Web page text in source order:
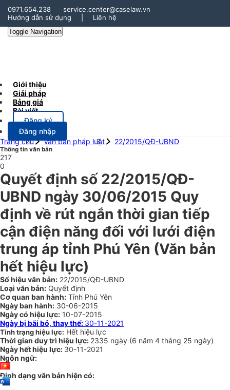
0971.654.238
service.center@caselaw.vn
Hướng dẫn sử dụng
Liên hệ
Toggle Navigation
Giới thiệu
Giải pháp
Bảng giá
Bài viết
Đăng ký
Đăng nhập
Trang chủ
Văn bản pháp luật 22/2015/QĐ-UBND
Thông tin văn bản
217
0
Quyết định số 22/2015/QĐ-
UBND ngày 30/06/2015 Quy
định về rút ngắn thời gian tiếp
cận điện năng đối với lưới điện
trung áp tỉnh Phú Yên (Văn bản
hết hiệu lực)
Số hiệu văn bản: 22/2015/QĐ-UBND
Loại văn bản: Quyết định
Cơ quan ban hành: Tỉnh Phú Yên
Ngày ban hành: 30-06-2015
Ngày có hiệu lực: 10-07-2015
Ngày bị bãi bỏ, thay thế: 30-11-2021
Tình trạng hiệu lực: Hết hiệu lực
Thời gian duy trì hiệu lực: 2335 ngày (6 năm 4 tháng 25 ngày)
Ngày hết hiệu lực: 30-11-2021
Ngôn ngữ:
Định dạng văn bản hiện có: